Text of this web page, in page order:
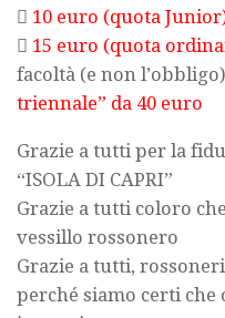
 10 euro (quota
 15 euro (quota
facoltà (e non
triennale” da 40 euro
Grazie a tutti per la
“ISOLA DI CAPRI”
Grazie a tutti coloro
vessillo rossonero
Grazie a tutti,
perché siamo certi che